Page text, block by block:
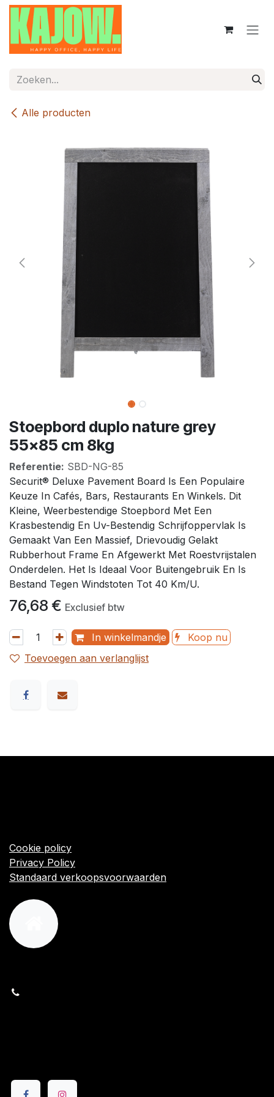
Overslaan naar inhoud
Alle producten
Stoepbord duplo nature grey
55x85 cm 8kg
Referentie: SBD-NG-85
Securit® Deluxe Pavement Board Is Een Populaire
Keuze In Cafés, Bars, Restaurants En Winkels. Dit
Kleine, Weerbestendige Stoepbord Met Een
Krasbestendig En Uv-Bestendig Schrijfoppervlak Is
Gemaakt Van Een Massief, Drievoudig Gelakt
Rubberhout Frame En Afgewerkt Met Roestvrijstalen
Onderdelen. Het Is Ideaal Voor Buitengebruik En Is
Bestand Tegen Windstoten Tot 40 Km/U.
76,68 € Exclusief btw
In winkelmandje
Koop nu
Toevoegen aan verlanglijst
Cookie policy
Privacy Policy
Standaard verkoopsvoorwaarden